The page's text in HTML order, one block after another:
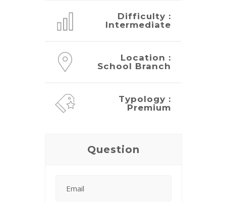
Difficulty :
Intermediate
Location :
School Branch
Typology :
Premium
Question